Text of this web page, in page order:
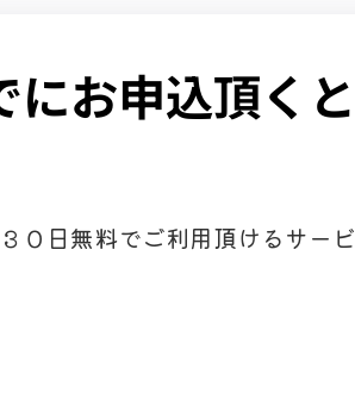
お申込頂くと
０日無料でご利用頂けるサービ